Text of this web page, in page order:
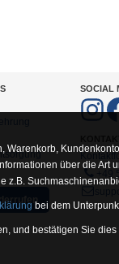
SOCIAL
Warenkorb,
über die
z.B.
bei dem
und bestätigen Sie